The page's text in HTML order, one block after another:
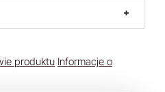
+
produktu Informacje o